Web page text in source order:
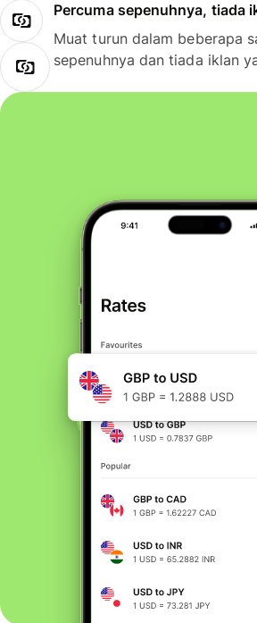
Percuma sepenuhnya, tiada
Muat turun dalam beberapa
sepenuhnya dan tiada iklan